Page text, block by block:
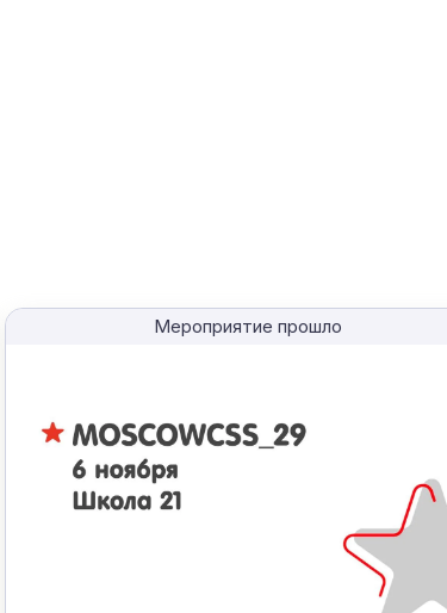
Мероприятие прошло